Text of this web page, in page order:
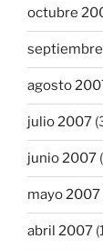
octubre
agosto
julio 2007
junio 2007
mayo 2007
abril 2007